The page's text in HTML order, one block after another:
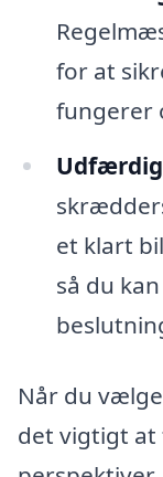
for at
fungerer
et klart
så du
Når du
det vigtigt at